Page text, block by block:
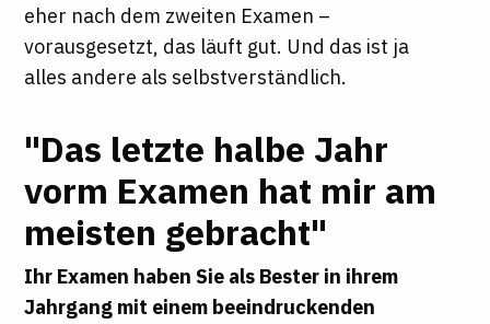
eher nach dem zweiten Examen –
vorausgesetzt, das läuft gut. Und das ist ja
alles andere als selbstverständlich.
"Das letzte halbe Jahr
vorm Examen hat mir am
meisten gebracht"
Ihr Examen haben Sie als Bester in ihrem
Jahrgang mit einem beeindruckenden